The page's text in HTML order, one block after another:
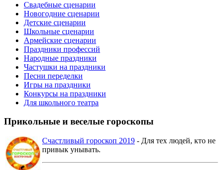
Свадебные сценарии
Новогодние сценарии
Детские сценарии
Школьные сценарии
Армейские сценарии
Праздники профессий
Народные праздники
Частушки на праздники
Песни переделки
Игры на праздники
Конкурсы на праздники
Для школьного театра
Прикольные и веселые гороскопы
Счастливый гороскоп 2019 - Для тех людей, кто не
привык унывать.